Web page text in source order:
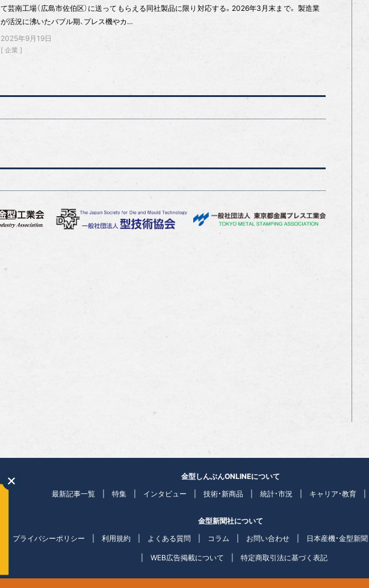
て芸南工場（広島市佐伯区）に送ってもらえる同社製品に限り対応する。2026年3月末まで。 製造業
が活況に沸いたバブル期、プレス機やカ…
2025年9月19日
企業
金型しんぶんONLINEについて
最新記事一覧
特集 インタビュー 技術・新商品 統計・市況 キャリア・教育
金型新聞社について
プライバシーポリシー 利用規約 よくある質問 コラム お問い合わせ 日本産機・金型新
WEB広告掲載について 特定商取引法に基づく表記